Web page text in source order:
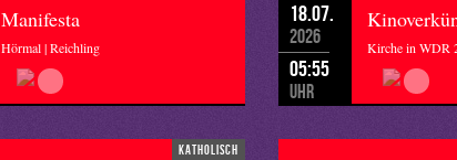
Manifesta
Hörmal | Reichling
18.07.
2026
05:55
Uhr
Kirche in WDR
katholisch